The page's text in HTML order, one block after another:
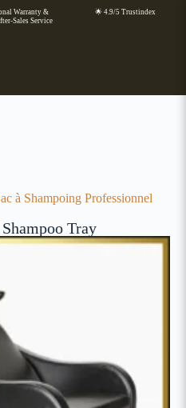
Warranty &
Sales Service
🌟 4.9/5 Trustindex
à Shampoing Professionnel
Tray